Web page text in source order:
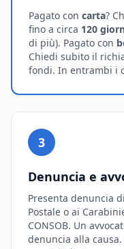
Pagato con carta?
fino a circa 120
di più). Pagato con
Chiedi subito il
fondi. In entrambi i
3
Denuncia e
Presenta denuncia
Postale o ai
CONSOB. Un
denuncia alla